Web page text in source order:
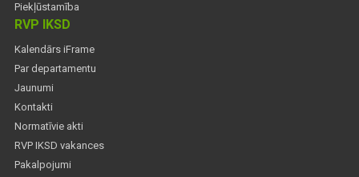
Piekļūstamība
RVP IKSD
Kalendārs iFrame
Par departamentu
Jaunumi
Kontakti
Normatīvie akti
RVP IKSD vakances
Pakalpojumi